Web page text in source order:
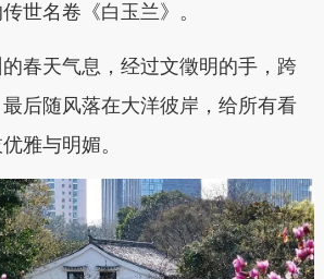
世名卷《白玉兰》。
春天气息，经过文徵明的手，跨
后随风落在大洋彼岸，给所有看
雅与明媚。